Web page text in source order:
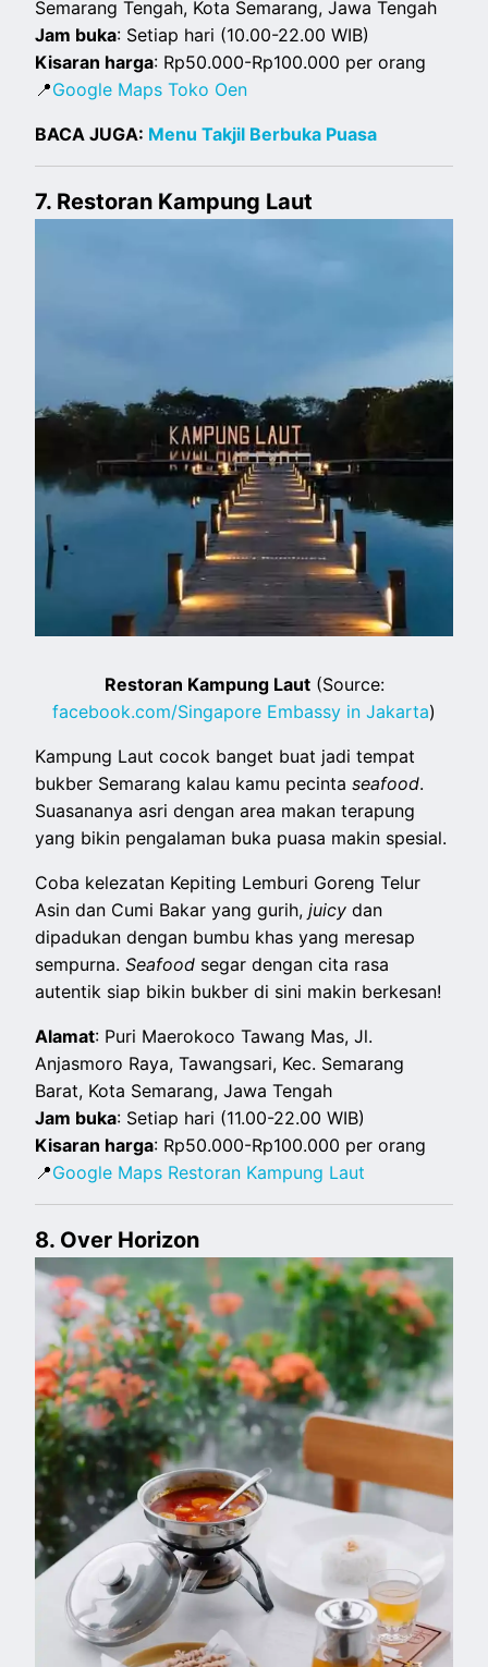
Semarang Tengah, Kota Semarang, Jawa Tengah
Jam buka: Setiap hari (10.00-22.00 WIB)
Kisaran harga: Rp50.000-Rp100.000 per orang
📍Google Maps Toko Oen
BACA JUGA: Menu Takjil Berbuka Puasa
7. Restoran Kampung Laut
Restoran Kampung Laut(Source:
facebook.com/Singapore Embassy in Jakarta)
Kampung Laut cocok banget buat jadi tempat
bukber Semarang kalau kamu pecintaseafood.
Suasananya asri dengan area makan terapung
yang bikin pengalaman buka puasa makin spesial.
Coba kelezatan Kepiting Lemburi Goreng Telur
Asin dan Cumi Bakar yang gurih,juicydan
dipadukan dengan bumbu khas yang meresap
sempurna.Seafood segar dengan cita rasa
autentik siap bikin bukber di sini makin berkesan!
Alamat: Puri Maerokoco Tawang Mas, Jl.
Anjasmoro Raya, Tawangsari, Kec. Semarang
Barat, Kota Semarang, Jawa Tengah
Jam buka: Setiap hari (11.00-22.00 WIB)
Kisaran harga: Rp50.000-Rp100.000 per orang
📍Google Maps Restoran Kampung Laut
8. Over Horizon